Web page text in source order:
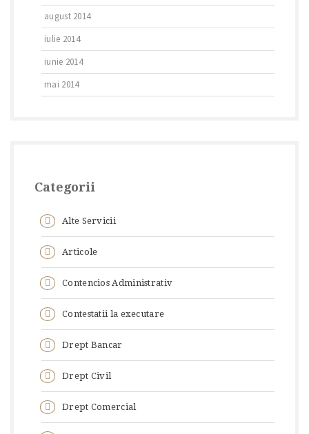
august 2014
iulie 2014
iunie 2014
mai 2014
Categorii
Alte Servicii
Articole
Contencios Administrativ
Contestatii la executare
Drept Bancar
Drept Civil
Drept Comercial